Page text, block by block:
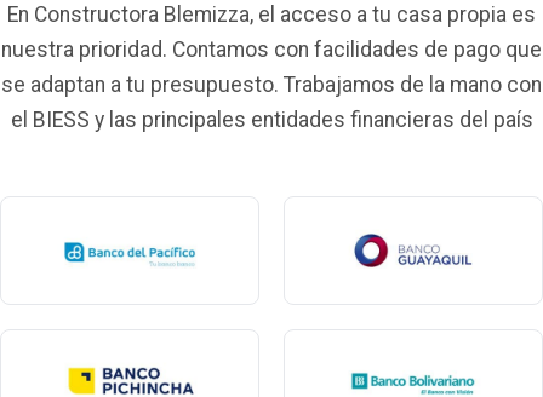
En Constructora Blemizza, el acceso a tu casa propia es
nuestra prioridad. Contamos con facilidades de pago que
se adaptan a tu presupuesto. Trabajamos de la mano con
el BIESS y las principales entidades financieras del país